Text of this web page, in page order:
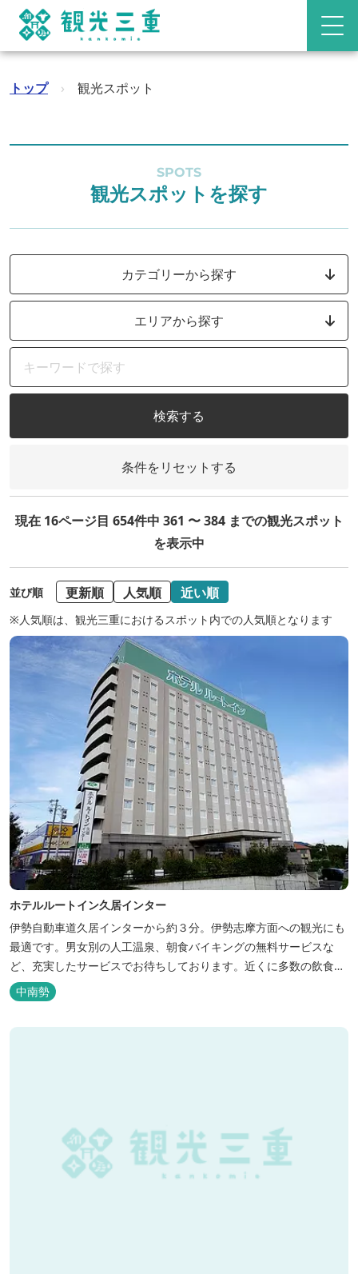
トップ › 観光スポット
SPOTS
観光スポットを探す
カテゴリーから探す
エリアから探す
検索する
条件をリセットする
現在 16ページ目 654件中 361 〜 384 までの観光スポット
を表示中
並び順 更新順 人気順 近い順
※人気順は、観光三重におけるスポット内での人気順となります
ホテルルートイン久居インター
伊勢自動車道久居インターから約３分。伊勢志摩方面への観光にも
最適です。男女別の人工温泉、朝食バイキングの無料サービスな
ど、充実したサービスでお待ちしております。近くに多数の飲食店
や物販店もあります。
中南勢